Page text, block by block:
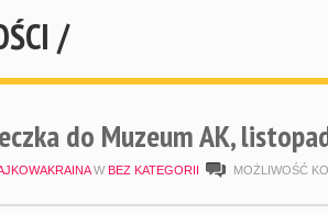
/
do Muzeum AK,
W BEZ KATEGORII MOŻLIWOŚĆ